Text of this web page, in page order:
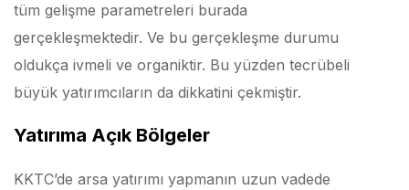
tüm gelişme parametreleri burada
gerçekleşmektedir. Ve bu gerçekleşme durumu
oldukça ivmeli ve organiktir. Bu yüzden tecrübeli
büyük yatırımcıların da dikkatini çekmiştir.
Yatırıma Açık Bölgeler
KKTC’de arsa yatırımı yapmanın uzun vadede